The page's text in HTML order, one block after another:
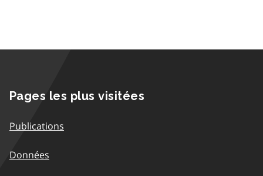
Pages les plus visitées
Publications
Données